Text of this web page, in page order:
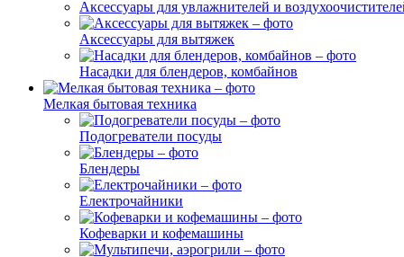
Аксессуары для увлажнителей и
Аксессуары для вытяжек
Насадки для блендеров, комбайнов
Мелкая бытовая техника
Подогреватели посуды
Блендеры
Електрочайники
Кофеварки и кофемашины